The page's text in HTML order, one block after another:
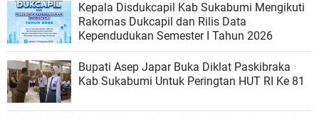
Kepala Disdukcapil Kab Sukabumi Mengikuti
Rakornas Dukcapil dan Rilis Data
Kependudukan Semester I Tahun 2026
Bupati Asep Japar Buka Diklat Paskibraka
Kab Sukabumi Untuk Peringtan HUT RI Ke 81